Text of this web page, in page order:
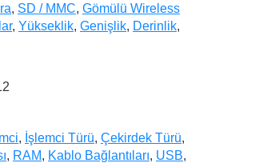
, SD / MMC, Gömülü Wireless
, Yükseklik, Genişlik, Derinlik,
, İşlemci Türü, Çekirdek Türü,
, RAM, Kablo Bağlantıları, USB,